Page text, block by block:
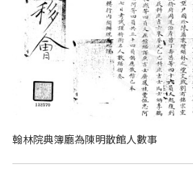
翰林院典簿廳為陳明散館人數事